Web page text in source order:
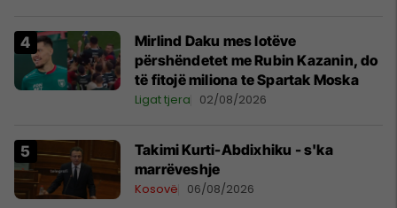
Mirlind Daku mes lotëve
përshëndetet me Rubin Kazanin, do
të fitojë miliona te Spartak Moska
Ligat tjera 02/08/2026
Takimi Kurti-Abdixhiku - s'ka
marrëveshje
Kosovë 06/08/2026